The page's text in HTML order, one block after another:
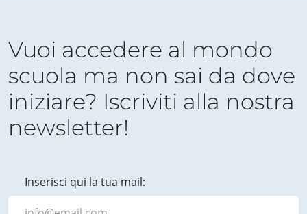
Vuoi accedere al mondo
scuola ma non sai da dove
iniziare? Iscriviti alla nostra
newsletter!
Inserisci qui la tua mail: